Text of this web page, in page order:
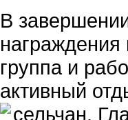
В
награждения
группа и
активный
сельчан.